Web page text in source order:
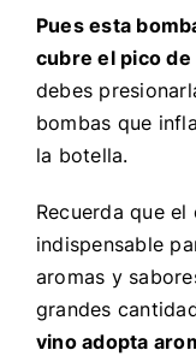
Pues esta
cubre el pico de
debes
bombas que
la botella.
Recuerda que
indispensable
aromas y
grandes
vino adopta